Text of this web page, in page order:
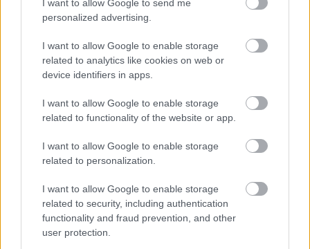
I want to allow Google to send me
personalized advertising.
I want to allow Google to enable storage
related to analytics like cookies on web or
device identifiers in apps.
I want to allow Google to enable storage
related to functionality of the website or app.
I want to allow Google to enable storage
related to personalization.
I want to allow Google to enable storage
related to security, including authentication
functionality and fraud prevention, and other
user protection.
2026-08-08 17:00
Leeds United vs Manchester United
Támogasd adományoddal
a ManUtdFanatics.hu működését!